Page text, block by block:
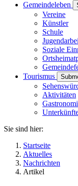
Gemeindeleben
Vereine
Künstler
Schule
Soziale
Tourismus
Aktivitäten
Sie sind hier:
Startseite
Aktuelles
Nachrichten
Artikel